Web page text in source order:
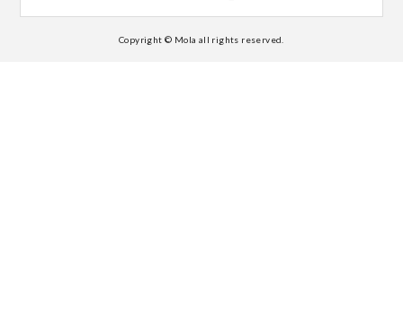
Copyright © Mola all rights reserved.